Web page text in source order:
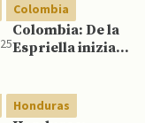
Colombia
Colombia: De la
Espriella inizia il
Honduras